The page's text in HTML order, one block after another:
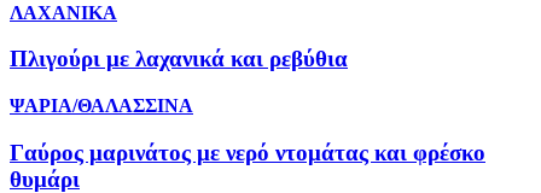
ΛΑΧΑΝΙΚΑ
Πλιγούρι με λαχανικά και ρεβύθια
ΨΑΡΙΑ/ΘΑΛΑΣΣΙΝΑ
Γαύρος μαρινάτος με νερό ντομάτας και φρέσκο
θυμάρι